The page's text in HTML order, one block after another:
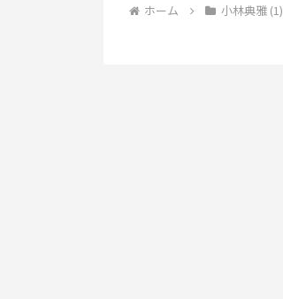
ホーム 小林典雅 (1)